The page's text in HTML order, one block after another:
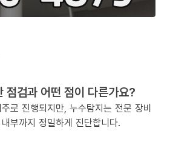
점검과 어떤 점이 다른가요?
로 진행되지만, 누수탐지는 전문 장비
부까지 정밀하게 진단합니다.